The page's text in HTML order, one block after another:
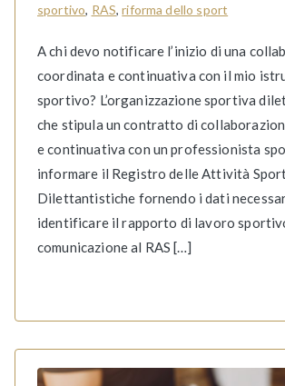
sportivo, RAS,riforma dello sport
A chi devo notificare l’inizio di una
coordinata e continuativa con il mio
sportivo? L’organizzazione sportiva
che stipula un contratto di
e continuativa con un professionista
informare il Registro delle Attività
Dilettantistiche fornendo i dati
identificare il rapporto di lavoro
comunicazione al RAS […]